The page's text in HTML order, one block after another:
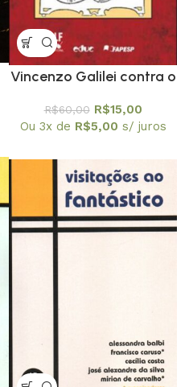
Vincenzo Galilei contra o
R$60,00 R$15,00
Ou 3x de R$5,00 s/ juros